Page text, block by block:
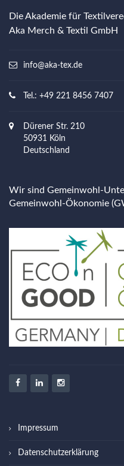
Die Akademie für
Aka Merch & Textil GmbH
info@aka-tex.de
Tel.: +49 221 8456 7407
Dürener Str. 210
50931 Köln
Deutschland
Wir sind Gemeinwohl-
Gemeinwohl-Ökonomie
Impressum
Datenschutzerklärung